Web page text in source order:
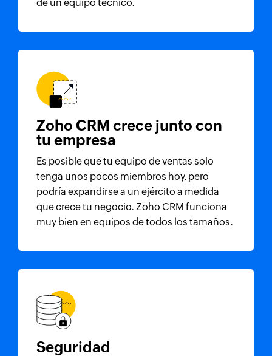
de un equipo técnico.
Zoho CRM crece junto con
tu empresa
Es posible que tu equipo de ventas solo
tenga unos pocos miembros hoy, pero
podría expandirse a un ejército a medida
que crece tu negocio. Zoho CRM funciona
muy bien en equipos de todos los tamaños.
Seguridad